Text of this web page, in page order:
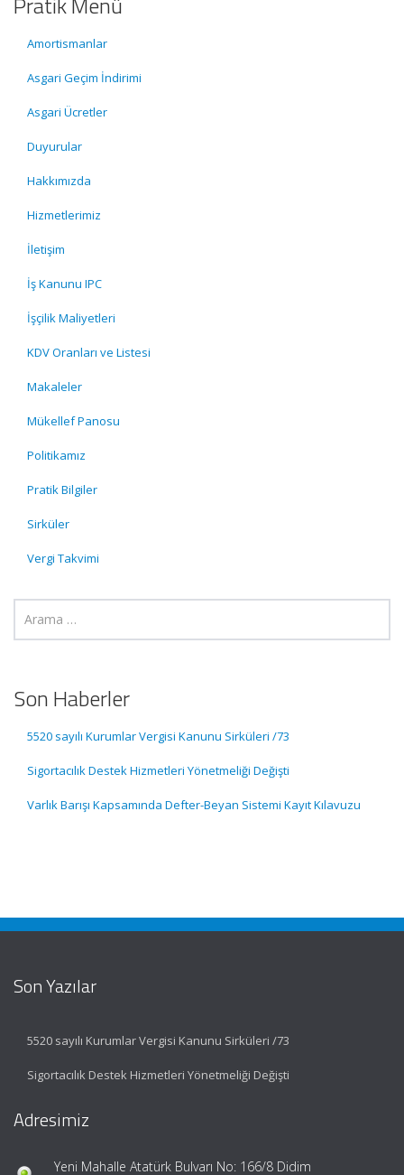
Amortismanlar
Asgari Geçim İndirimi
Asgari Ücretler
Duyurular
Hakkımızda
Hizmetlerimiz
İletişim
İş Kanunu IPC
İşçilik Maliyetleri
KDV Oranları ve Listesi
Makaleler
Mükellef Panosu
Politikamız
Pratik Bilgiler
Sirküler
Vergi Takvimi
Son Haberler
5520 sayılı Kurumlar Vergisi Kanunu Sirküleri /73
Sigortacılık Destek Hizmetleri Yönetmeliği Değişti
Varlık Barışı Kapsamında Defter-Beyan Sistemi Kayıt Kılavuzu
Son Yazılar
5520 sayılı Kurumlar Vergisi Kanunu Sirküleri /73
Sigortacılık Destek Hizmetleri Yönetmeliği Değişti
Adresimiz
Yeni Mahalle Atatürk Bulvarı No: 166/8 Didim